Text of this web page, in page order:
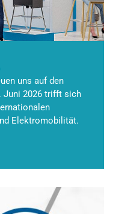
uns auf den
Juni 2026 trifft sich
Elektromobilität.